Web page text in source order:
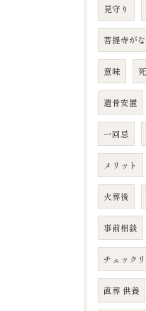
見守り
菩提寺が
意味
遺骨安置
一回忌
メリット
火葬後
事前相談
チェック
直葬 供養